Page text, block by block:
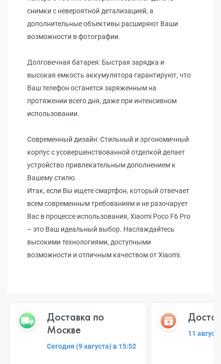
снимки с невероятной детализацией, а
дополнительные объективы расширяют Ваши
возможности в фотографии.
Долговечная батарея: Быстрая зарядка и
высокая емкость аккумулятора гарантируют, что
Ваш телефон останется заряженным на
протяжении всего дня, даже при интенсивном
использовании.
Современный дизайн: Стильный и эргономичный
корпус с усовершенствованной отделкой делает
устройство привлекательным дополнением к
Вашему стилю.
Итак, если Вы ищете смартфон, который отвечает
всем современным требованиям и не разочарует
Вас в процессе использования, Xiaomi Poco F6 Pro
– это Ваш идеальный выбор. Наслаждайтесь
высокими технологиями, доступными
возможности и отличным качеством от Xiaomi.
Доставка по
Москве
Сегодня (9 августа) в 15:52
11